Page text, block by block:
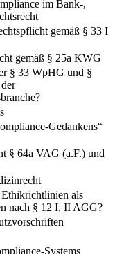
im Bank-,
gemäß § 33 I
gemäß § 25a KWG
§ 33 WpHG und §
Gedankens“
§ 64a VAG (a.F.) und
als
nach § 12 I, II AGG?
Systems